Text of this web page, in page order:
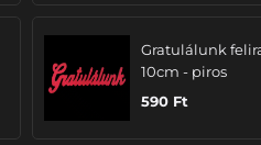
Gratulálunk
10cm - piros
590 Ft